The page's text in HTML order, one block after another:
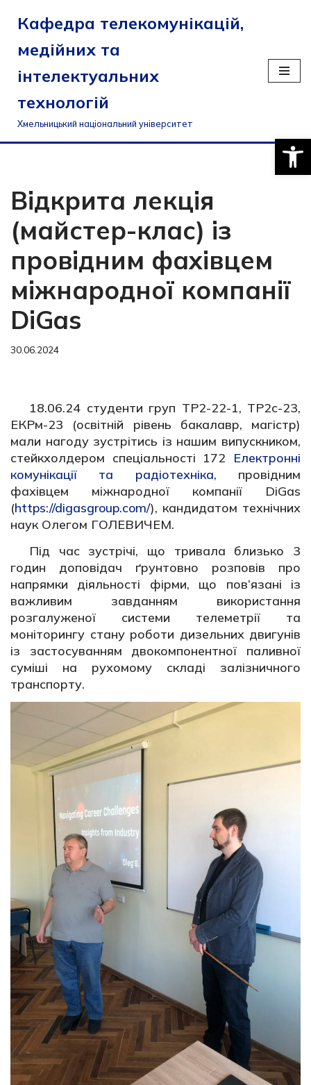
Перейти
до
вмісту
Кафедра телекомунікацій,
медійних та
інтелектуальних
технологій
Хмельницький національний університет
Відкрита лекція
(майстер-клас) із
провідним фахівцем
міжнародної компанії
DiGas
30.06.2024
18.06.24 студенти груп ТР2-22-1, ТР2с-23,
ЕКРм-23 (освітній рівень бакалавр, магістр)
мали нагоду зустрітись із нашим випускником,
стейкхолдером спеціальності 172 Електронні
комунікації та радіотехніка, провідним
фахівцем міжнародної компанії DiGas
(https://digasgroup.com/), кандидатом технічних
наук Олегом ГОЛЕВИЧЕМ.
Під час зустрічі, що тривала близько 3
годин доповідач ґрунтовно розповів про
напрямки діяльності фірми, що пов’язані із
важливим завданням використання
розгалуженої системи телеметрії та
моніторингу стану роботи дизельних двигунів
із застосуванням двокомпонентної паливної
суміші на рухомому складі залізничного
транспорту.